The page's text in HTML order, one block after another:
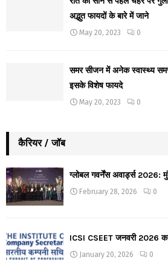
अद्भुत फायदों के बारे में जाने
May 20, 2023 0
समर सीजन में अनेक स्वास्थ्य
इसके विशेष फायदे
May 20, 2023 0
कैरियर / जॉब
ग्लोबल गवर्नेंस अवार्ड्स 2026:
February 28, 2026 0
ICSI CSEET जनवरी 2026 का
January 20, 2026 0